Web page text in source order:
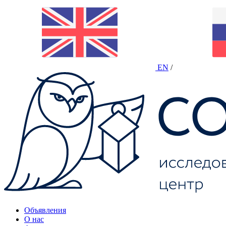
EN /
Объявления
О нас